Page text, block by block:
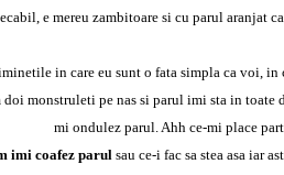
e mereu zambitoare si cu parul aranjat
in care eu sunt o fata simpla ca voi,
doi monstruleti pe nas si parul imi sta in
mi ondulez parul. Ahh ce-mi place
imi coafez parulsau ce-i fac sa stea asa iar